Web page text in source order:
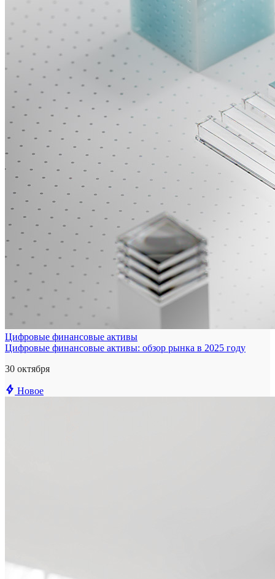
Цифровые финансовые активы
Цифровые финансовые активы: обзор рынка в 2025 году
30 октября
Новое